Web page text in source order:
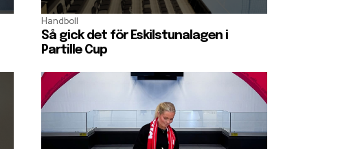
Handboll
Så gick det för Eskilstunalagen i
Partille Cup